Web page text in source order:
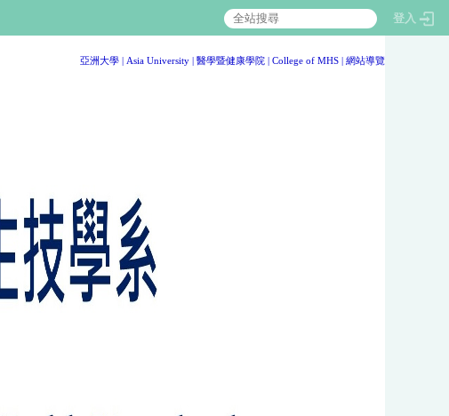
登入
:::
亞洲大學 | Asia University | 醫學暨健康學院 | College of MHS | 網站導覽